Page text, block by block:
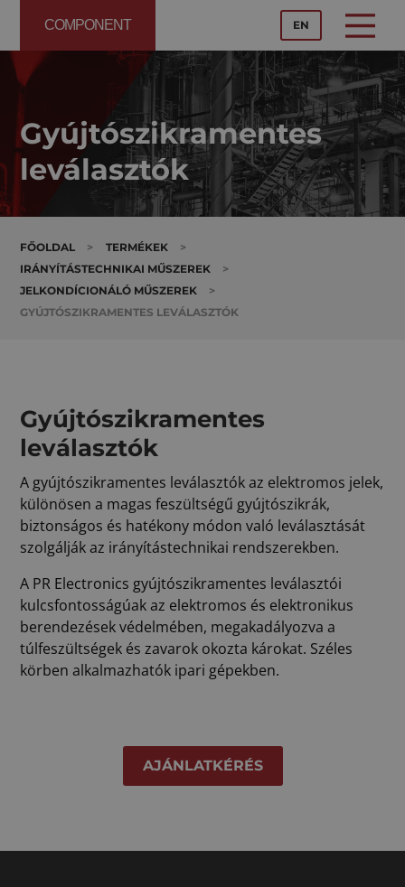
COMPONENT EN
Gyújtószikramentes
leválasztók
FŐOLDAL > TERMÉKEK
>
IRÁNYÍTÁSTECHNIKAI MŰSZEREK
>
JELKONDÍCIONÁLÓ MŰSZEREK
>
GYÚJTÓSZIKRAMENTES LEVÁLASZTÓK
Gyújtószikramentes
leválasztók
A gyújtószikramentes leválasztók az elektromos jelek,
különösen a magas feszültségű gyújtószikrák,
biztonságos és hatékony módon való leválasztását
szolgálják az irányítástechnikai rendszerekben.
A PR Electronics gyújtószikramentes leválasztói
kulcsfontosságúak az elektromos és elektronikus
berendezések védelmében, megakadályozva a
túlfeszültségek és zavarok okozta károkat. Széles
körben alkalmazhatók ipari gépekben.
AJÁNLATKÉRÉS